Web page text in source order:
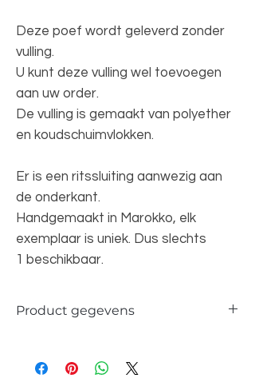
Deze poef wordt geleverd zonder
vulling.
U kunt deze vulling wel toevoegen
aan uw order.
De vulling is gemaakt van polyether
en koudschuimvlokken.
Er is een ritssluiting aanwezig aan
de onderkant.
Handgemaakt in Marokko, elk
exemplaar is uniek. Dus slechts
1 beschikbaar.
Product gegevens
Maat poef: 60x60x25 cm